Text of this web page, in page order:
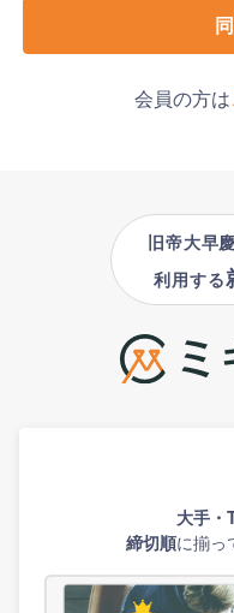
会員の方は
旧帝大早
利用する
大手・
締切順に揃っ